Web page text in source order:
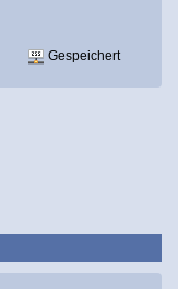
Gespeichert